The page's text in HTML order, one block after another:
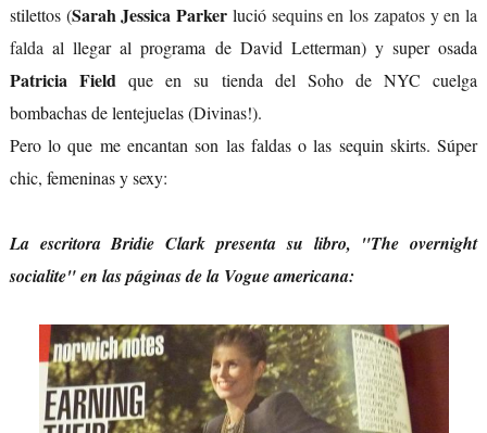
stilettos (Sarah Jessica Parker lució sequins en los zapatos y en la
faldaal llegar al programa de David Letterman) y super osada
Patricia Field que en su tienda del Soho de NYC cuelga
bombachas de lentejuelas (Divinas!).
Pero lo que me encantan son las faldas o las sequin skirts. Súper
chic, femeninas y sexy:
La escritora Bridie Clark presenta su libro, "The overnight
socialite" en las páginas de la Vogue americana: